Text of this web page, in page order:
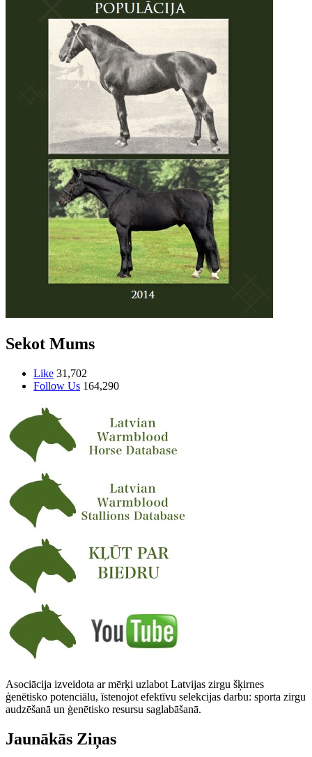
Sekot Mums
Like 31,702
Follow Us 164,290
Asociācija izveidota ar mērķi uzlabot Latvijas zirgu šķirnes
ģenētisko potenciālu, īstenojot efektīvu selekcijas darbu: sporta zirgu
audzēšanā un ģenētisko resursu saglabāšanā.
Jaunākās Ziņas